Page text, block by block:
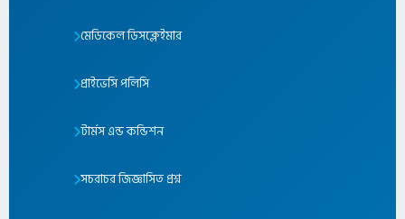
মেডিকেল ডিসক্লেইমার
প্রাইভেসি পলিসি
টার্মস এন্ড কন্ডিশন
সচরাচর জিজ্ঞাসিত প্রশ্ন